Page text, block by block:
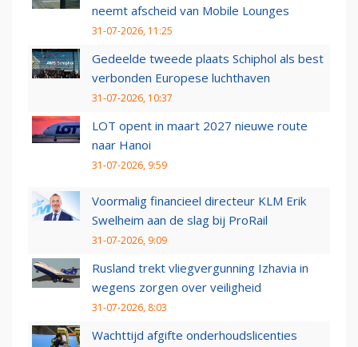
neemt afscheid van Mobile Lounges
31-07-2026, 11:25
Gedeelde tweede plaats Schiphol als best
verbonden Europese luchthaven
31-07-2026, 10:37
LOT opent in maart 2027 nieuwe route
naar Hanoi
31-07-2026, 9:59
Voormalig financieel directeur KLM Erik
Swelheim aan de slag bij ProRail
31-07-2026, 9:09
Rusland trekt vliegvergunning Izhavia in
wegens zorgen over veiligheid
31-07-2026, 8:03
Wachttijd afgifte onderhoudslicenties